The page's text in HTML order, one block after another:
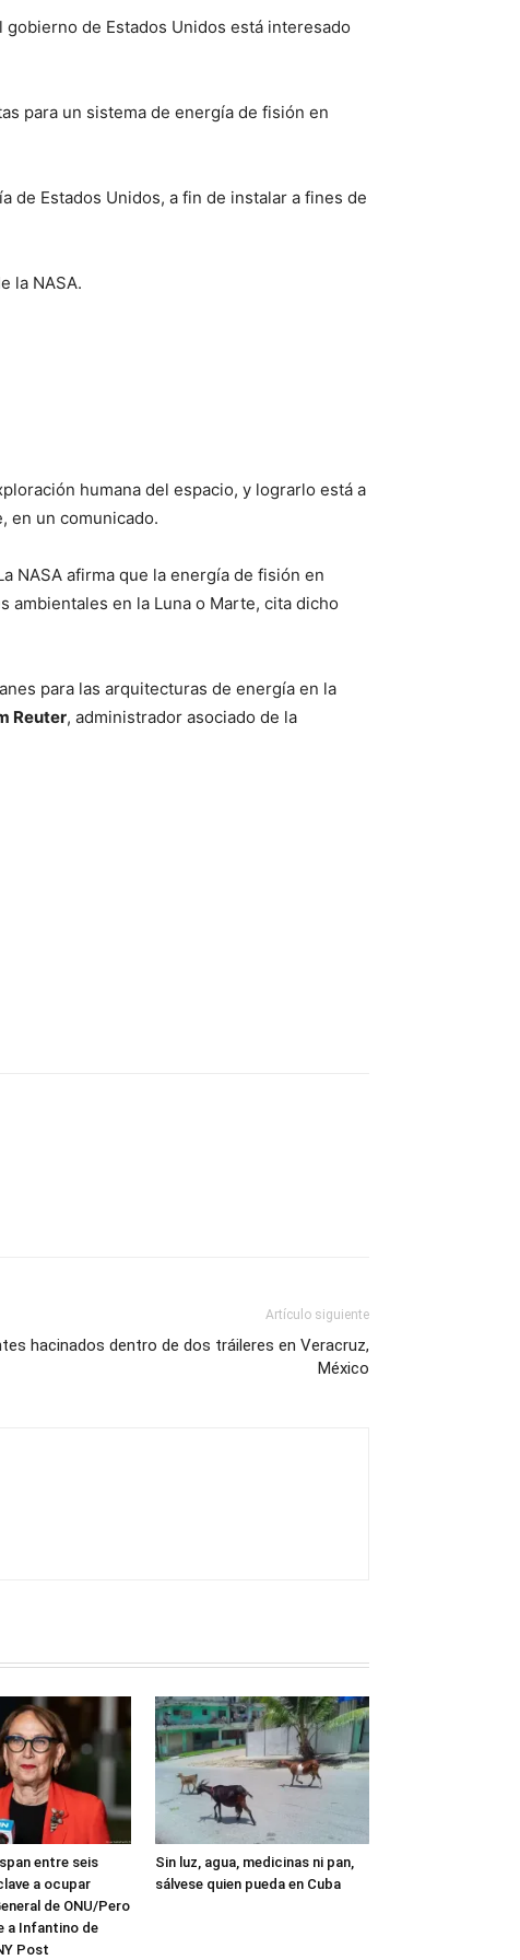
de Estados Unidos está interesado
para un sistema de energía de fisión en
de Estados Unidos, a fin de instalar a fines de
la NASA.
humana del espacio, y lograrlo está a
en un comunicado.
NASA afirma que la energía de fisión en
en la Luna o Marte, cita dicho
para las arquitecturas de energía en la
Reuter, administrador asociado de la
Artículo siguiente
hacinados dentro de dos tráileres en Veracruz,
México
entre seis
a ocupar
de ONU/Pero
a Infantino de
Post
Sin luz, agua, medicinas ni pan,
sálvese quien pueda en Cuba